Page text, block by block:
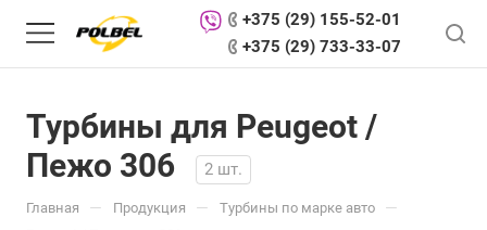
+375 (29) 155-52-01
+375 (29) 733-33-07
Турбины для Peugeot /
Пежо 306
2 шт.
Главная — Продукция — Турбины по марке авто —